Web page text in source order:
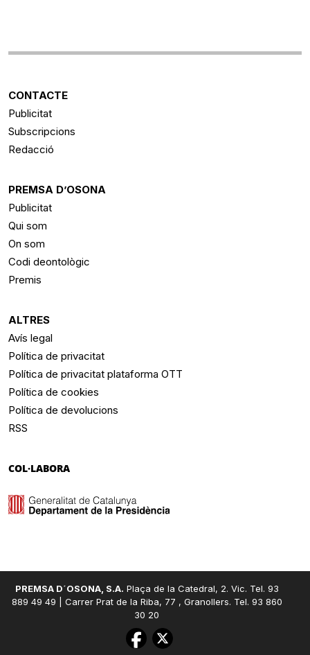
CONTACTE
Publicitat
Subscripcions
Redacció
PREMSA D’OSONA
Publicitat
Qui som
On som
Codi deontològic
Premis
ALTRES
Avís legal
Política de privacitat
Política de privacitat plataforma OTT
Política de cookies
Política de devolucions
RSS
COL·LABORA
PREMSA D´OSONA, S.A. Plaça de la Catedral, 2. Vic. Tel. 93
889 49 49 | Carrer Prat de la Riba, 77 , Granollers. Tel. 93 860
30 20